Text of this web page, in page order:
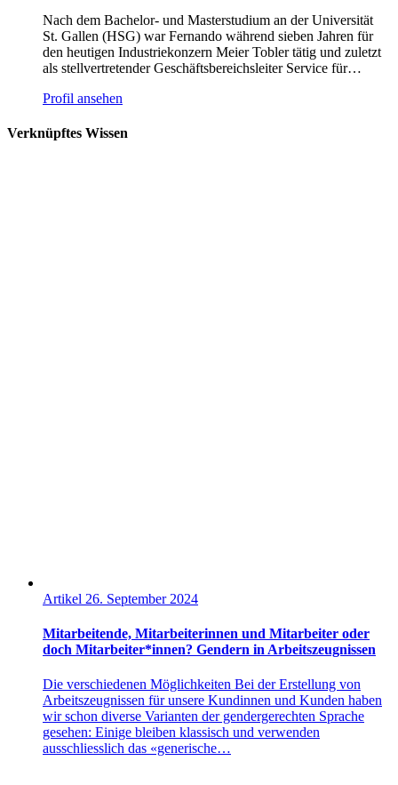
Nach dem Bachelor- und Masterstudium an der Universität
St. Gallen (HSG) war Fernando während sieben Jahren für
den heutigen Industriekonzern Meier Tobler tätig und zuletzt
als stellvertretender Geschäftsbereichsleiter Service für…
Profil ansehen
Verknüpftes Wissen
Artikel 26. September 2024
Mitarbeitende, Mitarbeiterinnen und Mitarbeiter oder
doch Mitarbeiter*innen? Gendern in Arbeitszeugnissen
Die verschiedenen Möglichkeiten Bei der Erstellung von
Arbeitszeugnissen für unsere Kundinnen und Kunden haben
wir schon diverse Varianten der gendergerechten Sprache
gesehen: Einige bleiben klassisch und verwenden
ausschliesslich das «generische…